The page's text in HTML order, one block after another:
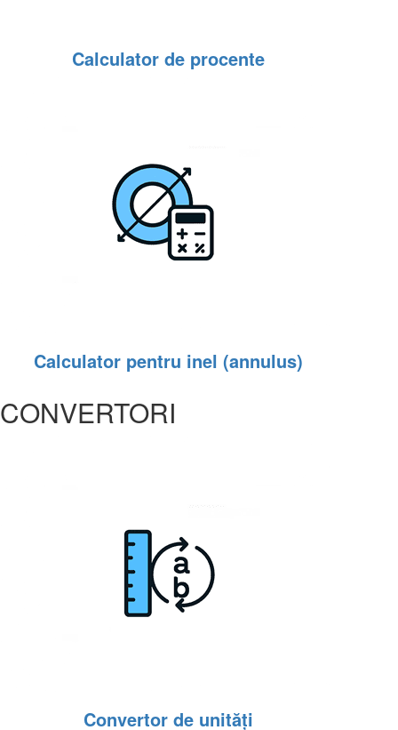
Calculator de procente
Calculator pentru inel (annulus)
CONVERTORI
Convertor de unități